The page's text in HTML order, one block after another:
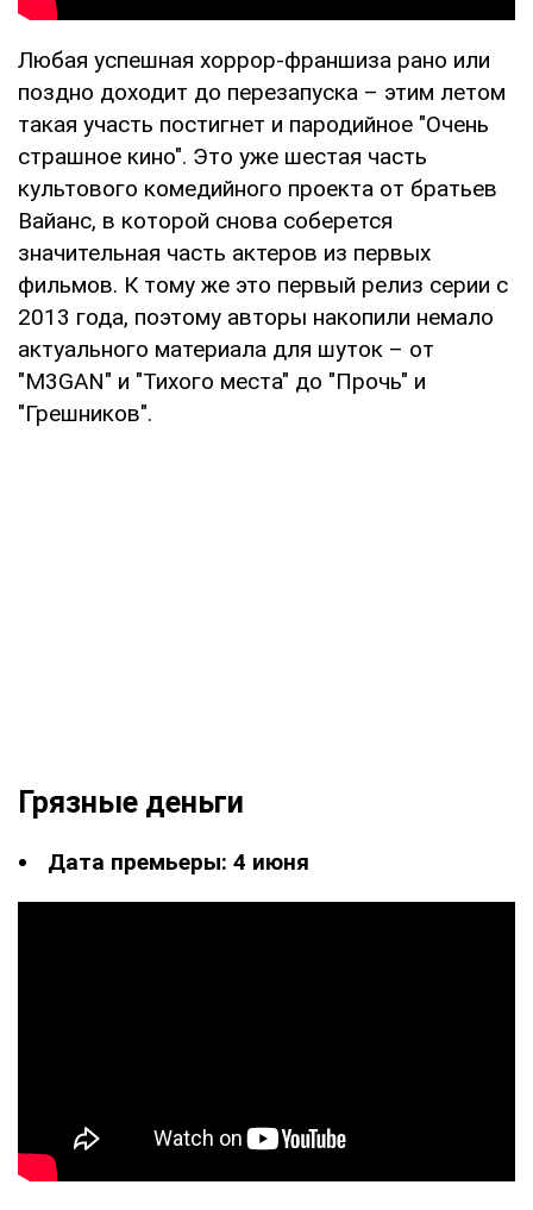
Любая успешная хоррор-франшиза рано или
поздно доходит до перезапуска – этим летом
такая участь постигнет и пародийное "Очень
страшное кино". Это уже шестая часть
культового комедийного проекта от братьев
Вайанс, в которой снова соберется
значительная часть актеров из первых
фильмов. К тому же это первый релиз серии с
2013 года, поэтому авторы накопили немало
актуального материала для шуток – от
"M3GAN" и "Тихого места" до "Прочь" и
"Грешников".
Грязные деньги
Дата премьеры: 4 июня